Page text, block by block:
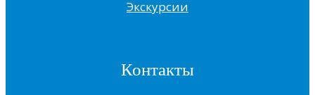
Экскурсии
Контакты